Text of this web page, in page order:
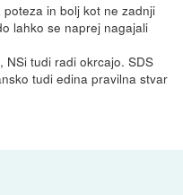
in bolj kot ne zadnji
lahko se naprej nagajali
tudi radi okrcajo. SDS
tudi edina pravilna stvar